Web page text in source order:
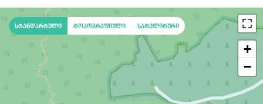
+
−
სტანდარტული ტოპოგრაფიული სატელიტური